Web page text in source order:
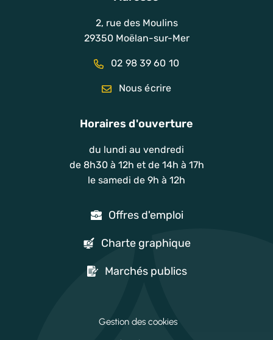
2, rue des Moulins
29350 Moëlan-sur-Mer
02 98 39 60 10
Nous écrire
Horaires d'ouverture
du lundi au vendredi
de 8h30 à 12h et de 14h à 17h
le samedi de 9h à 12h
Offres d'emploi
Charte graphique
Marchés publics
Gestion des cookies